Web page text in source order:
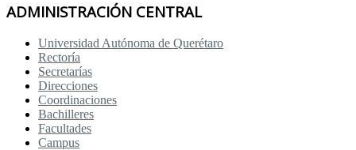
ADMINISTRACIÓN CENTRAL
Universidad Autónoma de Querétaro
Rectoría
Secretarías
Direcciones
Coordinaciones
Bachilleres
Facultades
Campus